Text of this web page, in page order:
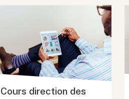
Cours direction des